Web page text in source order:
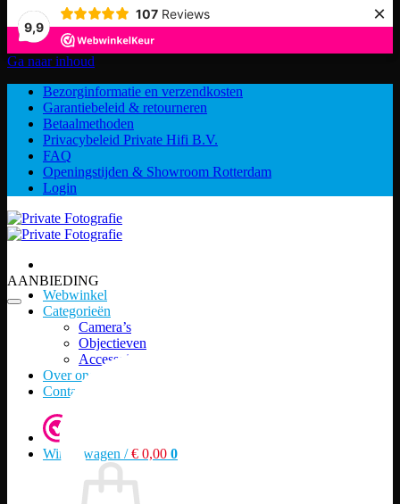
9,9
107 Reviews ×
Ga naar inhoud
Bezorginformatie en verzendkosten
Garantiebeleid & retourneren
Betaalmethoden
Privacybeleid Private Hifi B.V.
FAQ
Openingstijden & Showroom Rotterdam
Login
Webwinkel
Categorieën
Camera’s
Objectieven
Accessoires
Over ons
Contact
Winkelwagen /€ 0,00 0
AANBIEDING